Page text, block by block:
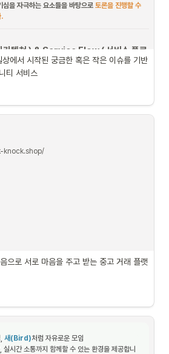
을 자극하는 요소들을 바탕으로 토론을 진행할 수
.
텍쳐 ) & Service Flow ( 서비스 플로
에서 시작된 궁금한 혹은 작은 이슈를 기반
티 서비스
knock.shop/
으로 서로 마음을 주고 받는 중고 거래 플랫
새(Bird)처럼 자유로운 모임
실시간 소통까지 함께할 수 있는 환경을 제공합니